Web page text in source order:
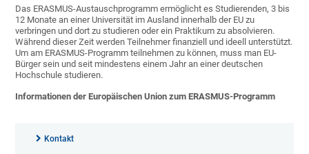
Das ERASMUS-Austauschprogramm ermöglicht es Studierenden, 3 bis
12 Monate an einer Universität im Ausland innerhalb der EU zu
verbringen und dort zu studieren oder ein Praktikum zu absolvieren.
Während dieser Zeit werden Teilnehmer finanziell und ideell unterstützt.
Um am ERASMUS-Programm teilnehmen zu können, muss man EU-
Bürger sein und seit mindestens einem Jahr an einer deutschen
Hochschule studieren.
Informationen der Europäischen Union zum ERASMUS-Programm
Kontakt